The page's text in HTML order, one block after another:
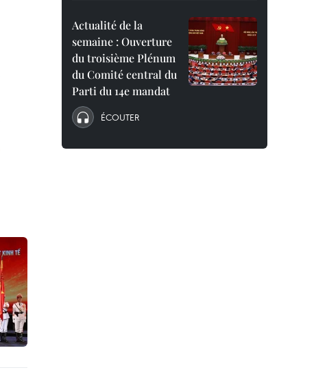
Actualité de la
semaine : Ouverture
du troisième Plénum
du Comité central du
Parti du 14e mandat
ÉCOUTER